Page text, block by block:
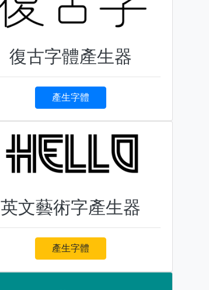
復古字體產生器
產生字體
英文藝術字產生器
產生字體